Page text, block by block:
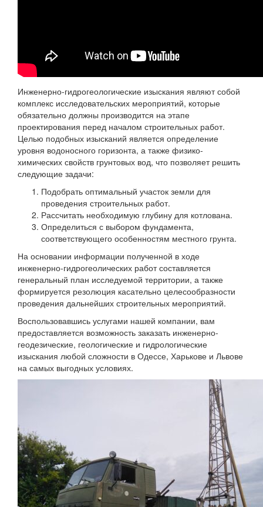
Инженерно-гидрогеологические изыскания являют собой
комплекс исследовательских мероприятий, которые
обязательно должны производится на этапе
проектирования перед началом строительных работ.
Целью подобных изысканий является определение
уровня водоносного горизонта, а также физико-
химических свойств грунтовых вод, что позволяет решить
следующие задачи:
Подобрать оптимальный участок земли для
проведения строительных работ.
Рассчитать необходимую глубину для котлована.
Определиться с выбором фундамента,
соответствующего особенностям местного грунта.
На основании информации полученной в ходе
инженерно-гидрогеолических работ составляется
генеральный план исследуемой территории, а также
формируется резолюция касательно целесообразности
проведения дальнейших строительных мероприятий.
Воспользовавшись услугами нашей компании, вам
предоставляется возможность заказать инженерно-
геодезические, геологические и гидрологические
изыскания любой сложности в Одессе, Харькове и Львове
на самых выгодных условиях.